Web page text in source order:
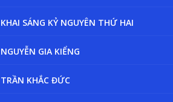
KHAI SÁNG KỶ NGUYÊN THỨ HAI
NGUYỄN GIA KIỂNG
TRẦN KHẮC ĐỨC